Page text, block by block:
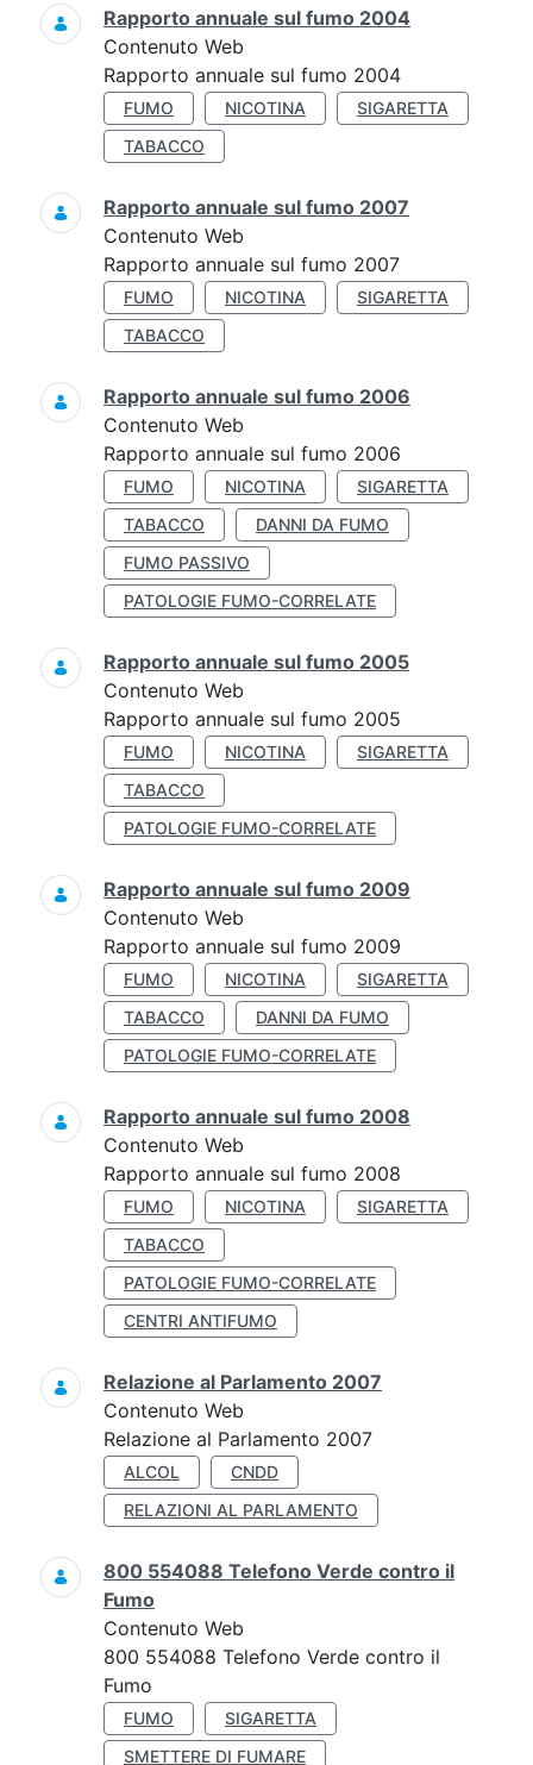
Rapporto annuale sul fumo 2004
Contenuto Web
Rapporto annuale sul fumo 2004
FUMO NICOTINA
SIGARETTA
TABACCO
Rapporto annuale sul fumo 2007
Contenuto Web
Rapporto annuale sul fumo 2007
FUMO NICOTINA
SIGARETTA
TABACCO
Rapporto annuale sul fumo 2006
Contenuto Web
Rapporto annuale sul fumo 2006
FUMO NICOTINA
SIGARETTA
TABACCO
DANNI DA FUMO
FUMO PASSIVO
PATOLOGIE FUMO-CORRELATE
Rapporto annuale sul fumo 2005
Contenuto Web
Rapporto annuale sul fumo 2005
FUMO NICOTINA
SIGARETTA
TABACCO
PATOLOGIE FUMO-CORRELATE
Rapporto annuale sul fumo 2009
Contenuto Web
Rapporto annuale sul fumo 2009
FUMO NICOTINA
SIGARETTA
TABACCO
DANNI DA FUMO
PATOLOGIE FUMO-CORRELATE
Rapporto annuale sul fumo 2008
Contenuto Web
Rapporto annuale sul fumo 2008
FUMO NICOTINA
SIGARETTA
TABACCO
PATOLOGIE FUMO-CORRELATE
CENTRI ANTIFUMO
Relazione al Parlamento 2007
Contenuto Web
Relazione al Parlamento 2007
ALCOL
CNDD
RELAZIONI AL PARLAMENTO
800 554088 Telefono Verde contro il
Fumo
Contenuto Web
800 554088 Telefono Verde contro il
Fumo
FUMO
SIGARETTA
SMETTERE DI FUMARE